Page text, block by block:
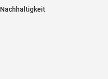
Nachhaltigkeit